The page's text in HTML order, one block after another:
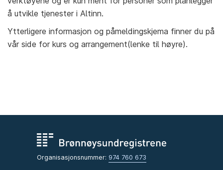
å utvikle tjenester i Altinn.
Ytterligere informasjon og påmeldingskjema finner du på
vår side for kurs og arrangement(lenke til høyre).
Organisasjonsnummer: 974 760 673